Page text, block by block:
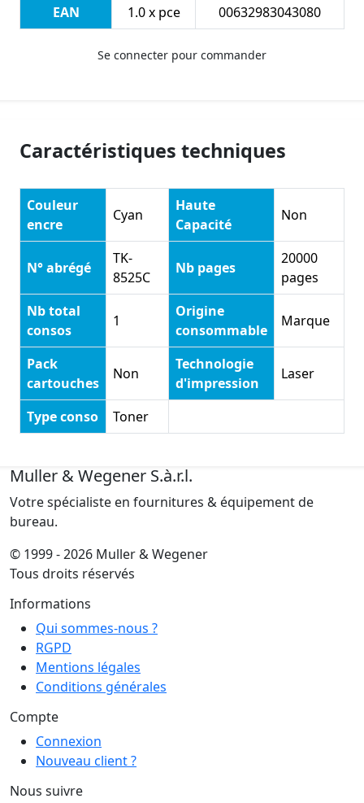
EAN
1.0 x pce 00632983043080
Se connecter pour commander
Caractéristiques techniques
Couleur
encre
Cyan
Haute
Capacité
Non
N° abrégé
TK-
8525C
Nb pages
20000
pages
Nb total
consos
1
Origine
consommable
Marque
Pack
cartouches
Non
Technologie
d'impression
Laser
Type conso Toner
Muller & Wegener S.à.r.l.
Votre spécialiste en fournitures & équipement de
bureau.
© 1999 - 2026 Muller & Wegener
Tous droits réservés
Informations
Qui sommes-nous ?
RGPD
Mentions légales
Conditions générales
Compte
Connexion
Nouveau client ?
Nous suivre